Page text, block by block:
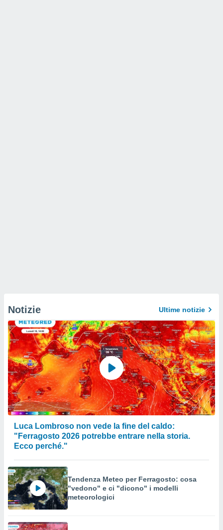
Notizie Ultime notizie
Luca Lombroso non vede la fine del caldo:
"Ferragosto 2026 potrebbe entrare nella storia.
Ecco perché."
Tendenza Meteo per Ferragosto: cosa
"vedono" e ci "dicono" i modelli
meteorologici